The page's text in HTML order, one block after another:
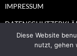
IMPRESSUM
Diese Website
nutzt, gehen